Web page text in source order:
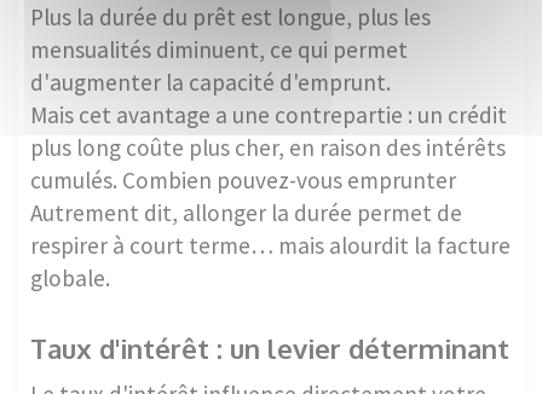
Plus la durée du prêt est longue, plus les
mensualités diminuent, ce qui permet
d'augmenter la capacité d'emprunt.
Mais cet avantage a une contrepartie : un crédit
plus long coûte plus cher, en raison des intérêts
cumulés. Combien pouvez-vous emprunter
Autrement dit, allonger la durée permet de
respirer à court terme… mais alourdit la facture
globale.
Taux d'intérêt : un levier déterminant